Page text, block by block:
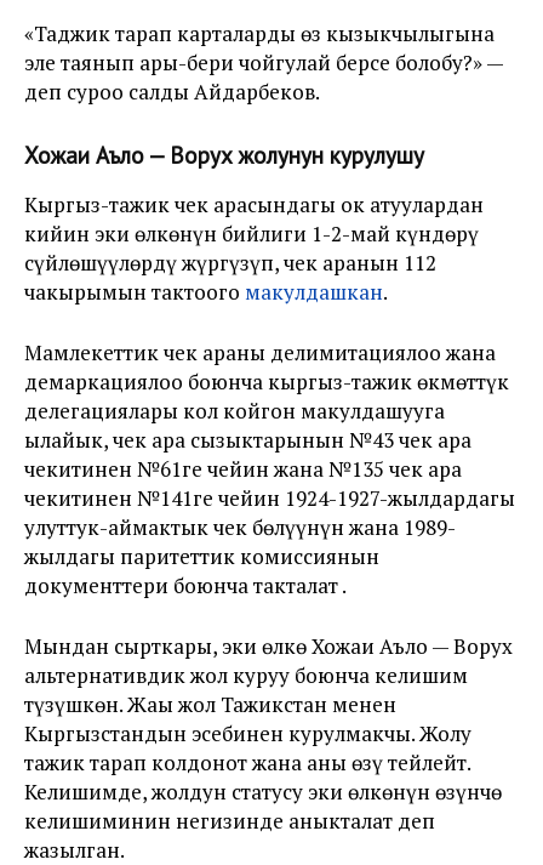
«Таджик тарап карталарды өз кызыкчылыгына
эле таянып ары-бери чойгулай берсе болобу?» —
деп суроо салды Айдарбеков.
Хожаи Аъло — Ворух жолунун курулушу
Кыргыз-тажик чек арасындагы ок атуулардан
кийин эки өлкөнүн бийлиги 1-2-май күндөрү
сүйлөшүүлөрдү жүргүзүп, чек аранын 112
чакырымын тактоого макулдашкан.
Мамлекеттик чек араны делимитациялоо жана
демаркациялоо боюнча кыргыз-тажик өкмөттүк
делегациялары кол койгон макулдашууга
ылайык, чек ара сызыктарынын №43 чек ара
чекитинен №61ге чейин жана №135 чек ара
чекитинен №141ге чейин 1924-1927-жылдардагы
улуттук-аймактык чек бөлүүнүн жана 1989-
жылдагы паритеттик комиссиянын
документтери боюнча такталат .
Мындан сырткары, эки өлкө Хожаи Аъло — Ворух
альтернативдик жол куруу боюнча келишим
түзүшкөн. Жаңы жол Тажикстан менен
Кыргызстандын эсебинен курулмакчы. Жолу
тажик тарап колдонот жана аны өзү тейлейт.
Келишимде, жолдун статусу эки өлкөнүн өзүнчө
келишиминин негизинде аныкталат деп
жазылган.